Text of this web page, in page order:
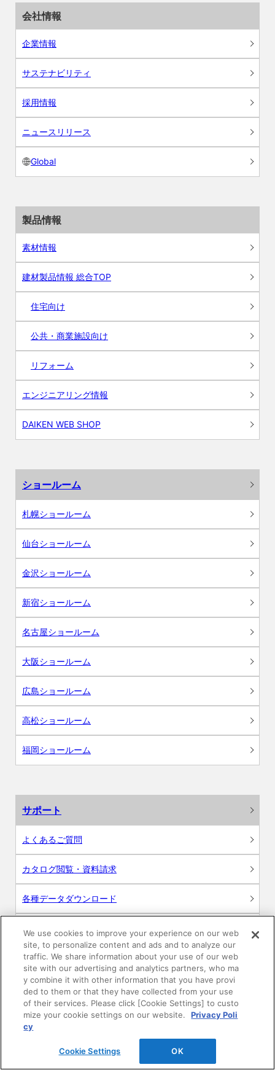
会社情報
企業情報
サステナビリティ
採用情報
ニュースリリース
Global
製品情報
素材情報
建材製品情報 総合TOP
住宅向け
公共・商業施設向け
リフォーム
エンジニアリング情報
DAIKEN WEB SHOP
ショールーム
札幌ショールーム
仙台ショールーム
金沢ショールーム
新宿ショールーム
名古屋ショールーム
大阪ショールーム
広島ショールーム
高松ショールーム
福岡ショールーム
サポート
よくあるご質問
カタログ閲覧・資料請求
各種データダウンロード
WEB見積・各種シミュレーション
交換用部品の購入
修理・点検
お問い合わせ
We use cookies to improve your experience on our web
site, to personalize content and ads and to analyze our
traffic. We share information about your use of our web
site with our advertising and analytics partners, who ma
y combine it with other information that you have provi
ded to them or that they have collected from your use
of their services. Please click [Cookie Settings] to custo
mize your cookie settings on our website.
Privacy Poli
cy
Cookie Settings OK